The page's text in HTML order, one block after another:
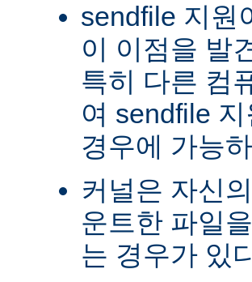
sendfile 지원
이 이점을 발
특히 다른 컴
여 sendfile
경우에 가능
커널은 자신
운트한 파일
는 경우가 있